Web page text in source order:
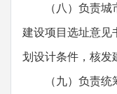
（八）负责城市
建设项目选址意见
划设计条件，核发
（九）负责统筹